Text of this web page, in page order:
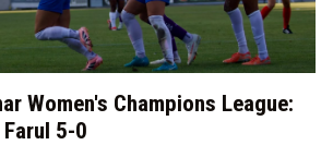
Women's Champions League:
5-0